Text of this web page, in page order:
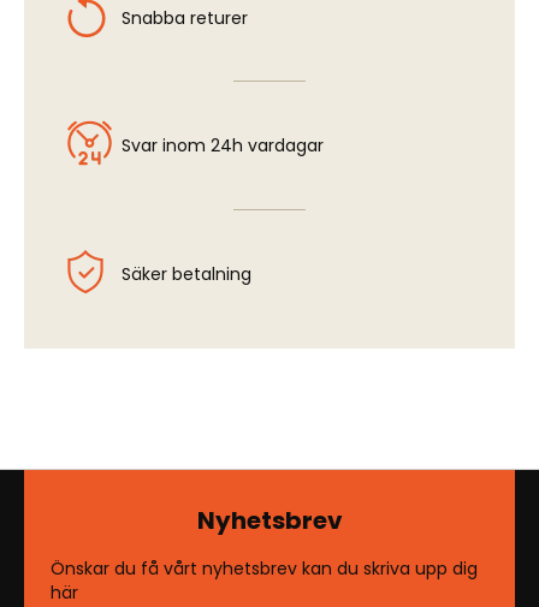
Snabba returer
Svar inom 24h vardagar
Säker betalning
Nyhetsbrev
Önskar du få vårt nyhetsbrev kan du skriva upp dig
här